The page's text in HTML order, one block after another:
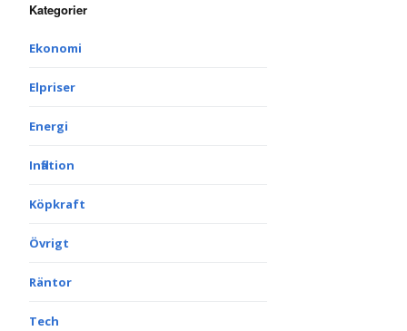
Kategorier
Ekonomi
Elpriser
Energi
Inflation
Köpkraft
Övrigt
Räntor
Tech